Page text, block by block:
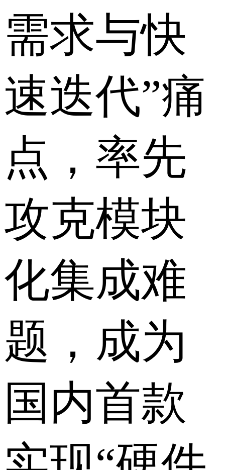
需求与快
速迭代”痛
点，率先
攻克模块
化集成难
题，成为
国内首款